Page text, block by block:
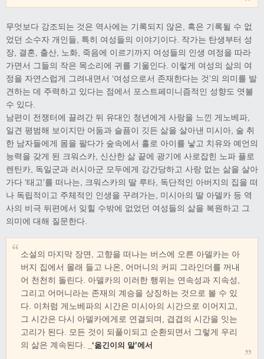
무엇보다 강조되는 것은 역사에는 기록되지 않은, 혹은 기록될 수 없
었던 소수자 개인들, 특히 여성들의 이야기이다. 작가는 탄생부터 성
장, 결혼, 출산, 노화, 죽음에 이르기까지 여성들의 인생 여정을 따라
가면서 그들의 작은 목소리에 귀를 기울인다. 이렇게 여성의 삶의 여
정을 자연스럽게 그려내면서 ‘여성으로서 존재한다는 것’의 의미를 발
견하는 데 주력하고 있다는 점에서 포스트페미니즘적인 성향도 엿볼
수 있다.
남편이 전쟁터에 끌려간 뒤 유대인 청년에게 사랑을 느낀 게노베파,
일견 평범해 보이지만 어둠과 슬픔이 깃든 삶을 살아낸 미시아, 술 취
한 남자들에게 몸을 팔다가 숲속에서 홀로 아이를 낳고 치유와 예언의
능력을 갖게 된 크워스카, 신산한 삶 끝에 광기에 사로잡힌 노파 플로
렌틴카, 독일군과 러시아군 모두에게 강간당하고 사랑 없는 삶을 살아
가다 ‘태고’를 떠나는, 크워스카의 딸 루타, 독단적인 아버지의 집을 떠
나 독립적이고 주체적인 인생을 꾸려가는, 미시아의 딸 아델카 등 역
사의 비극 뒤편에서 잊힐 수밖에 없었던 여성들의 삶을 복원하고 그
의미에 대해 질문한다.
소설의 마지막 장면, 고향을 떠나는 버스에 오른 아델카는 아
버지 집에서 몰래 들고 나온, 어머니의 커피 그라인더를 꺼내
어 천천히 돌린다. 아델카의 이러한 행위는 연속성과 지속성,
그리고 어머니라는 존재의 계승을 상징하는 것으로 볼 수 있
다. 이처럼 게노베파의 시간은 미시아의 시간으로 이어지고,
그 시간은 다시 아델카에게로 연결되며, 겹겹의 시간을 잇는
고리가 된다. 모든 것이 되풀이되고 순환되면서 그렇게 우리
의 삶은 계속된다.
_‘옮긴이의 말’에서